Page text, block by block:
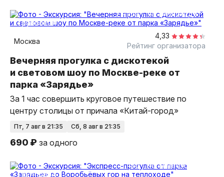
2 часа
на теплоходе
групповая
Москва
4,33
Рейтинг организатора
Вечерняя прогулка с дискотекой
и световом шоу по Москве-реке от
парка «Зарядье»
За 1 час совершить круговое путешествие по
центру столицы от причала «Китай-город»
пт, 7 авг в 21:35 сб, 8 авг в 21:35
690 ₽ за одного
1 час
на теплоходе
групповая